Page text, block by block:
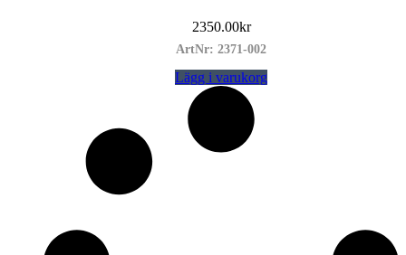
2350.00kr
ArtNr: 2371-002
Lägg i varukorg